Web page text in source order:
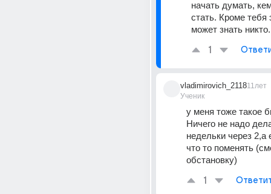
начать думать,
стать. Кроме тебя
может знать никто.
1
vladimirovich_2118
Ученик
11лет
у меня тоже такое
Ничего не надо
недельки через 2,а
что то поменять
обстановку)
1